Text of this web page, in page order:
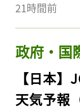
21時間前
政府・国
【日本
天気予報